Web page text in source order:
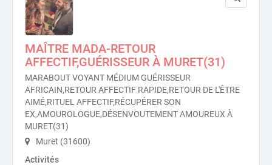
MAÎTRE MADA-RETOUR
AFFECTIF,GUÉRISSEUR À MURET(31)
MARABOUT VOYANT MÉDIUM GUÉRISSEUR
AFRICAIN,RETOUR AFFECTIF RAPIDE,RETOUR DE L'ÊTRE
AIMÉ,RITUEL AFFECTIF,RÉCUPÉRER SON
EX,AMOUROLOGUE,DÉSENVOUTEMENT AMOUREUX À
MURET(31)
Muret (31600)
Activités